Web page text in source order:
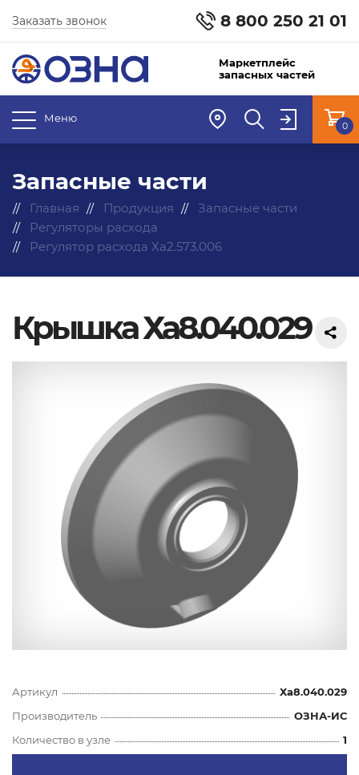
8 800 250 21 01
Заказать звонок
Маркетплейс
запасных частей
Меню
0
Запасные части
Главная Продукция
Запасные части
Регуляторы расхода
Регулятор расхода Ха2.573.006
Крышка Ха8.040.029
Артикул
Ха8.040.029
Производитель
ОЗНА-ИС
Количество в узле
1